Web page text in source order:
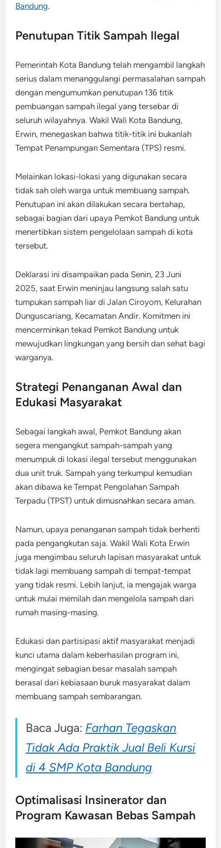
Bandung.
Penutupan Titik Sampah Ilegal
Pemerintah Kota Bandung telah mengambil langkah
serius dalam menanggulangi permasalahan sampah
dengan mengumumkan penutupan 136 titik
pembuangan sampah ilegal yang tersebar di
seluruh wilayahnya. Wakil Wali Kota Bandung,
Erwin, menegaskan bahwa titik-titik ini bukanlah
Tempat Penampungan Sementara (TPS) resmi.
Melainkan lokasi-lokasi yang digunakan secara
tidak sah oleh warga untuk membuang sampah.
Penutupan ini akan dilakukan secara bertahap,
sebagai bagian dari upaya Pemkot Bandung untuk
menertibkan sistem pengelolaan sampah di kota
tersebut.
Deklarasi ini disampaikan pada Senin, 23 Juni
2025, saat Erwin meninjau langsung salah satu
tumpukan sampah liar di Jalan Ciroyom, Kelurahan
Dunguscariang, Kecamatan Andir. Komitmen ini
mencerminkan tekad Pemkot Bandung untuk
mewujudkan lingkungan yang bersih dan sehat bagi
warganya.
Strategi Penanganan Awal dan
Edukasi Masyarakat
Sebagai langkah awal, Pemkot Bandung akan
segera mengangkut sampah-sampah yang
menumpuk di lokasi ilegal tersebut menggunakan
dua unit truk. Sampah yang terkumpul kemudian
akan dibawa ke Tempat Pengolahan Sampah
Terpadu (TPST) untuk dimusnahkan secara aman.
Namun, upaya penanganan sampah tidak berhenti
pada pengangkutan saja. Wakil Wali Kota Erwin
juga mengimbau seluruh lapisan masyarakat untuk
tidak lagi membuang sampah di tempat-tempat
yang tidak resmi. Lebih lanjut, ia mengajak warga
untuk mulai memilah dan mengelola sampah dari
rumah masing-masing.
Edukasi dan partisipasi aktif masyarakat menjadi
kunci utama dalam keberhasilan program ini,
mengingat sebagian besar masalah sampah
berasal dari kebiasaan buruk masyarakat dalam
membuang sampah sembarangan.
Baca Juga: Farhan Tegaskan
Tidak Ada Praktik Jual Beli Kursi
di 4 SMP Kota Bandung
Optimalisasi Insinerator dan
Program Kawasan Bebas Sampah